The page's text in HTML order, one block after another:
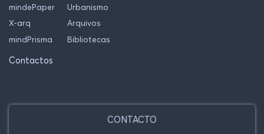
mindePaper
X-arq
mindPrisma
Urbanismo
Arquivos
Bibliotecas
Contactos
CONTACTO